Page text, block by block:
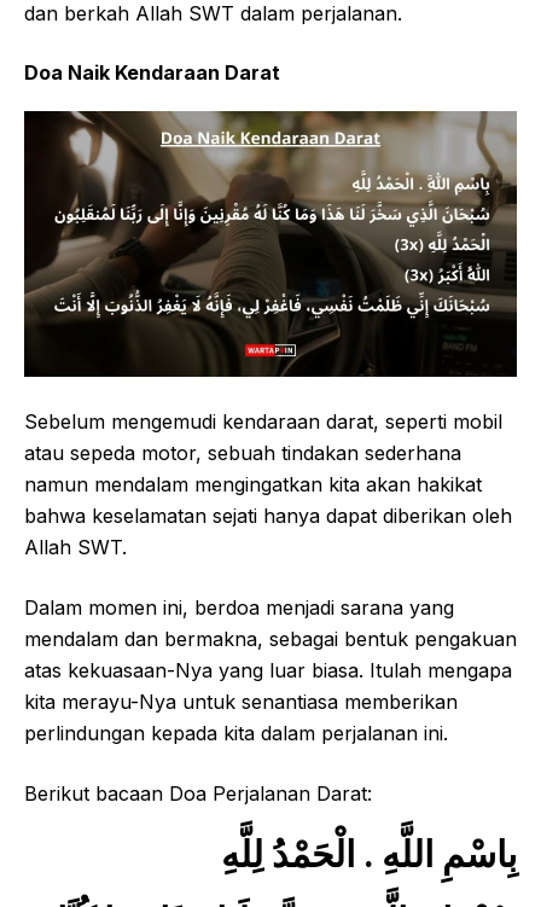
dan berkah Allah SWT dalam perjalanan.
Doa Naik Kendaraan Darat
Sebelum mengemudi kendaraan darat, seperti mobil
atau sepeda motor, sebuah tindakan sederhana
namun mendalam mengingatkan kita akan hakikat
bahwa keselamatan sejati hanya dapat diberikan oleh
Allah SWT.
Dalam momen ini, berdoa menjadi sarana yang
mendalam dan bermakna, sebagai bentuk pengakuan
atas kekuasaan-Nya yang luar biasa. Itulah mengapa
kita merayu-Nya untuk senantiasa memberikan
perlindungan kepada kita dalam perjalanan ini.
Berikut bacaan Doa Perjalanan Darat:
بِاسْمِ اللَّهِ . الْحَمْدُ لِلَّهِ